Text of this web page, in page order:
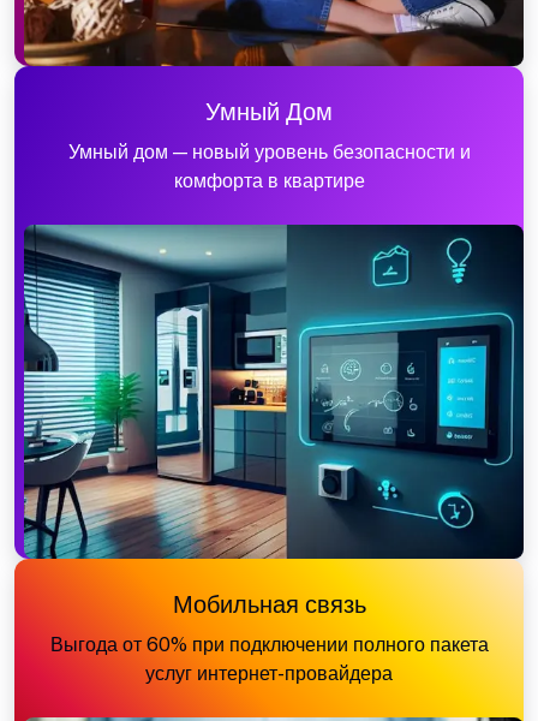
Умный Дом
Умный дом — новый уровень безопасности и
комфорта в квартире
Мобильная связь
Выгода от 60% при подключении полного пакета
услуг интернет-провайдера